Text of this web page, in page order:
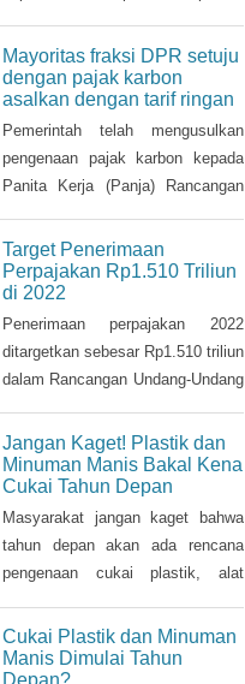
Mayoritas fraksi DPR setuju
dengan pajak karbon
asalkan dengan tarif ringan
Pemerintah telah mengusulkan
pengenaan pajak karbon kepada
Panita Kerja (Panja) Rancangan
Undang Nomor 6/1983 tentang
Ketentuan Umum dan Tata Cara
Perpajakan (RUU KUP) Komisi XI
DPR.
Target Penerimaan
Perpajakan Rp1.510 Triliun
di 2022
Penerimaan perpajakan 2022
ditargetkan sebesar Rp1.510 triliun
dalam Rancangan Undang-Undang
2022. Nilai ini naik Rp3,1 triliun
dari penerimaan perpajakan dalam
RAPBN 2022 yang sebelumnya
dibacakan Presiden Jokowi
sebelumnya dalam Pidato
Jangan Kaget! Plastik dan
Minuman Manis Bakal Kena
Cukai Tahun Depan
Masyarakat jangan kaget bahwa
tahun depan akan ada rencana
pengenaan cukai plastik, alat
kemasan pada tahun 2022.
Cukai Plastik dan Minuman
Manis Dimulai Tahun
Depan?